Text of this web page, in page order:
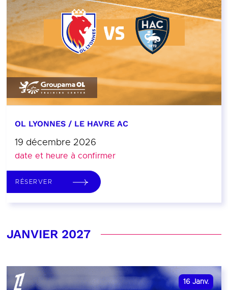
OL LYONNES / LE HAVRE AC
19 décembre 2026
date et heure à confirmer
RÉSERVER
JANVIER 2027
16 Janv.